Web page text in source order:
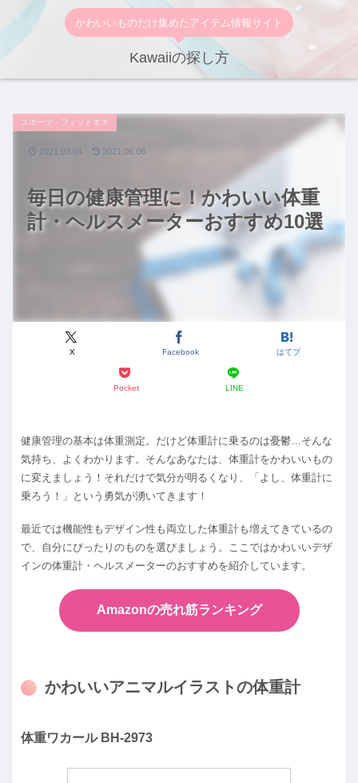
かわいいものだけ集めたアイテム情報サイト
Kawaiiの探し方
毎日の健康管理に！かわいい体重
計・ヘルスメーターおすすめ10選
スポーツ・フィットネス
X Facebook はてブ
Pocket LINE
2021.03.04 2021.06.08
健康管理の基本は体重測定。だけど体重計に乗るのは憂鬱…そんな
気持ち、よくわかります。そんなあなたは、体重計をかわいいもの
に変えましょう！それだけで気分が明るくなり、「よし、体重計に
乗ろう！」という勇気が湧いてきます！
最近では機能性もデザイン性も両立した体重計も増えてきているの
で、自分にぴったりのものを選びましょう。ここではかわいいデザ
インの体重計・ヘルスメーターのおすすめを紹介しています。
Amazonの売れ筋ランキング
かわいいアニマルイラストの体重計
体重ワカール BH-2973